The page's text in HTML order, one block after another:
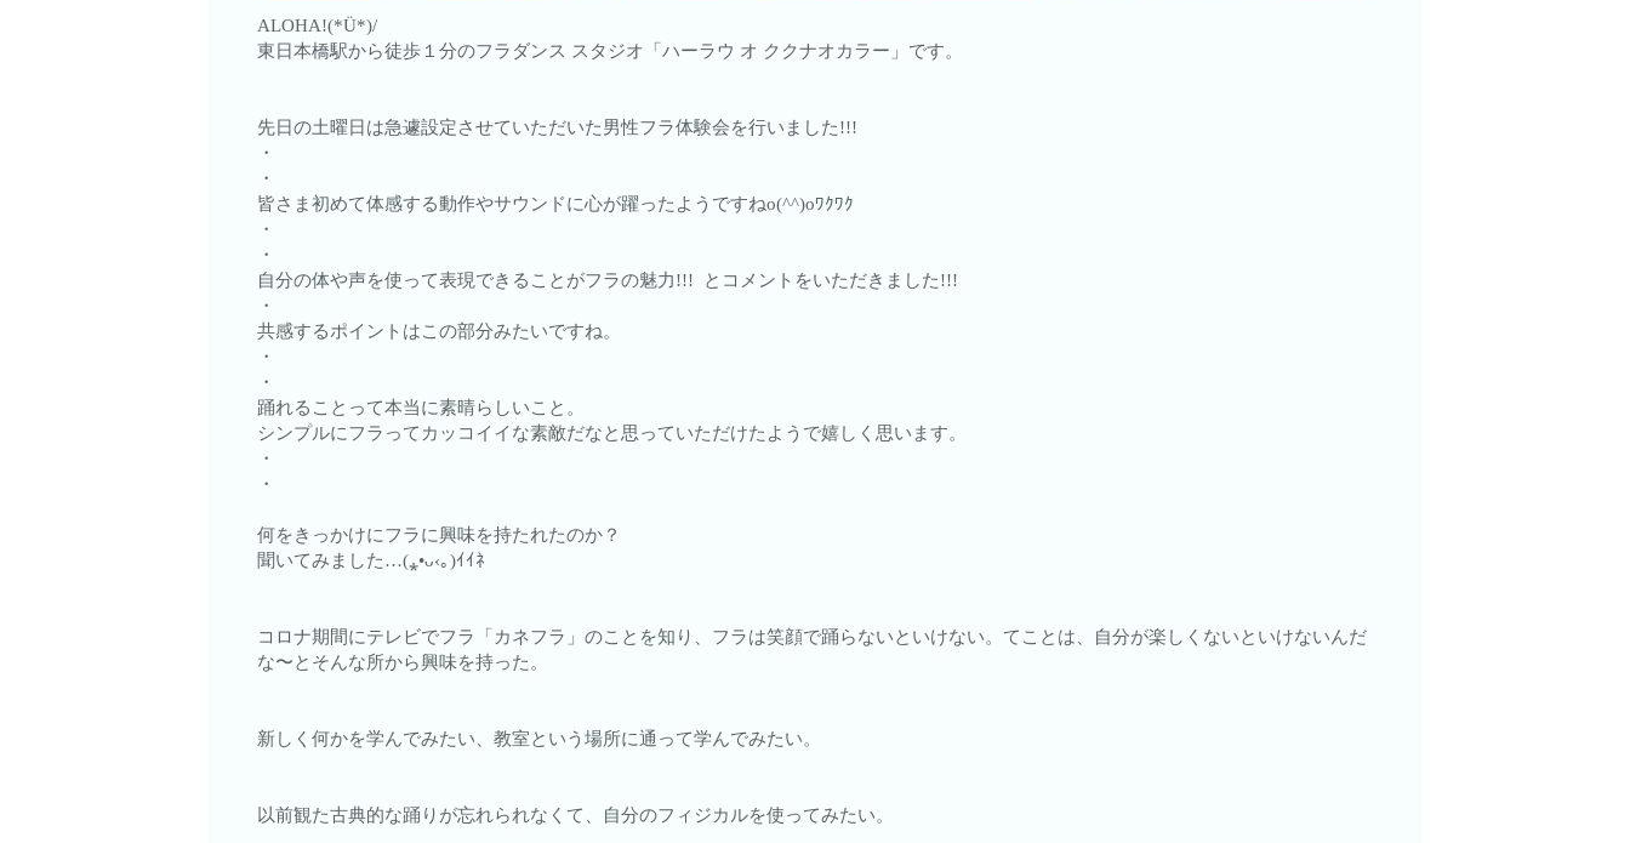
ALOHA!(*Ü*)/
東日本橋駅から徒歩１分のフラダンス スタジオ「ハーラウ オ ククナオカラー」です。
先日の土曜日は急遽設定させていただいた男性フラ体験会を行いました!!!
・
・
皆さま初めて体感する動作やサウンドに心が躍ったようですねo(^^)oﾜｸﾜｸ
・
・
自分の体や声を使って表現できることがフラの魅力!!! とコメントをいただきました!!!
・
共感するポイントはこの部分みたいですね。
・
・
踊れることって本当に素晴らしいこと。
シンプルにフラってカッコイイな素敵だなと思っていただけたようで嬉しく思います。
・
・
何をきっかけにフラに興味を持たれたのか？
聞いてみました…(⁎•ᴗ‹｡)ｲｲﾈ
コロナ期間にテレビでフラ「カネフラ」のことを知り、フラは笑顔で踊らないといけない。てことは、自分が楽しくないといけないんだ
な〜とそんな所から興味を持った。
新しく何かを学んでみたい、教室という場所に通って学んでみたい。
以前観た古典的な踊りが忘れられなくて、自分のフィジカルを使ってみたい。